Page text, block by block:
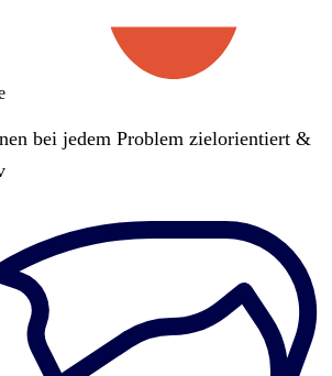
bei jedem Problem zielorientiert &